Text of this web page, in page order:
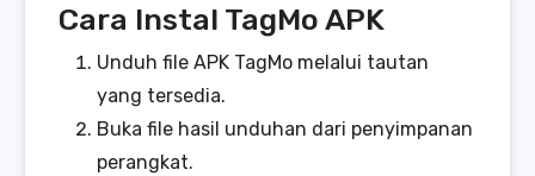
Cara Instal TagMo APK
Unduh file APK TagMo melalui tautan
yang tersedia.
Buka file hasil unduhan dari penyimpanan
perangkat.